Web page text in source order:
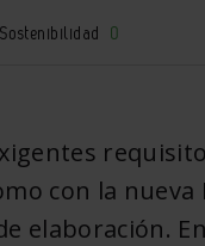
Sostenibilidad 0
con la nueva
elaboración.